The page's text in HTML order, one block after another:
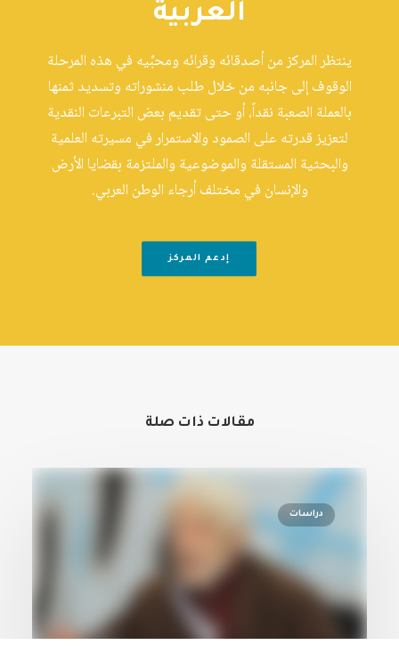
العربية
ينتظر المركز من أصدقائه وقرائه ومحبِّيه في هذه المرحلة
الوقوف إلى جانبه من خلال طلب منشوراته وتسديد ثمنها
بالعملة الصعبة نقداً، أو حتى تقديم بعض التبرعات النقدية
لتعزيز قدرته على الصمود والاستمرار في مسيرته العلمية
والبحثية المستقلة والموضوعية والملتزمة بقضايا الأرض
والإنسان في مختلف أرجاء الوطن العربي.
إدعم المركز
مقالات ذات صلة
دراسات